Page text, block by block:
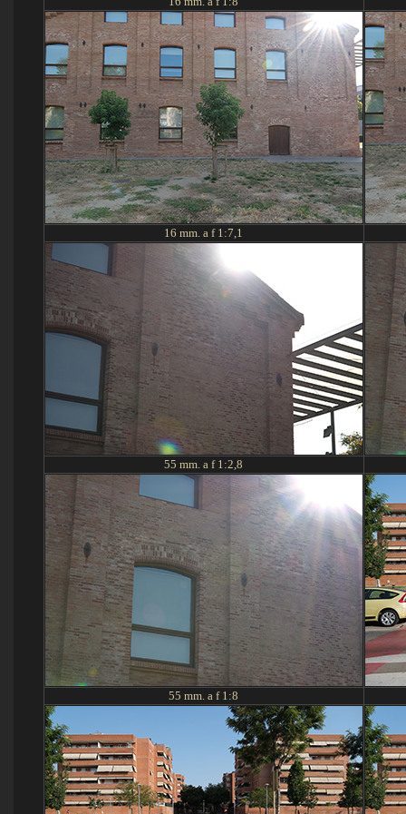
16 mm. a f 1:7,1
55 mm. a f 1:2,8
55 mm. a f 1:8